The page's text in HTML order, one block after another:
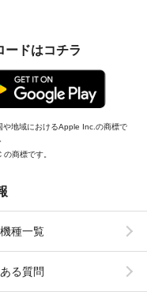
ードはコチラ
地域におけるApple Inc.の商標で
商標です。
種一覧
る質問